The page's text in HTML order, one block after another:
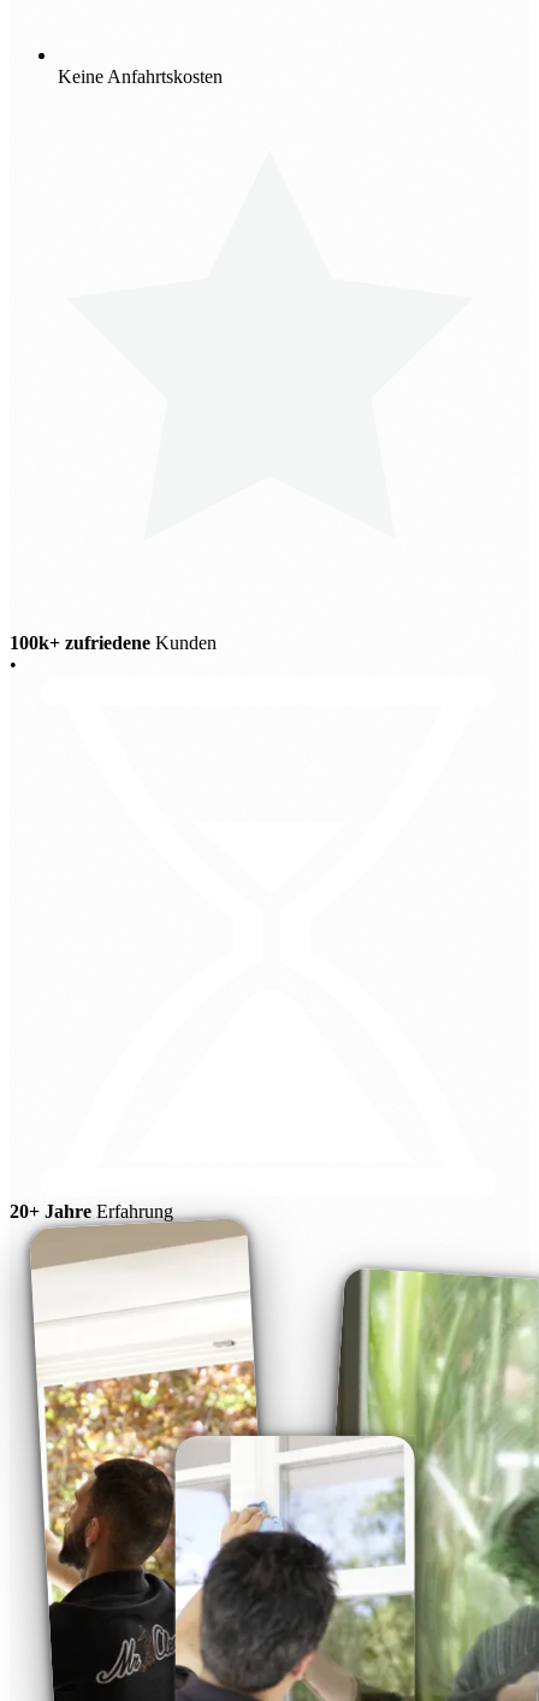
Keine Anfahrtskosten
100k+ zufriedene Kunden
•
20+ Jahre Erfahrung